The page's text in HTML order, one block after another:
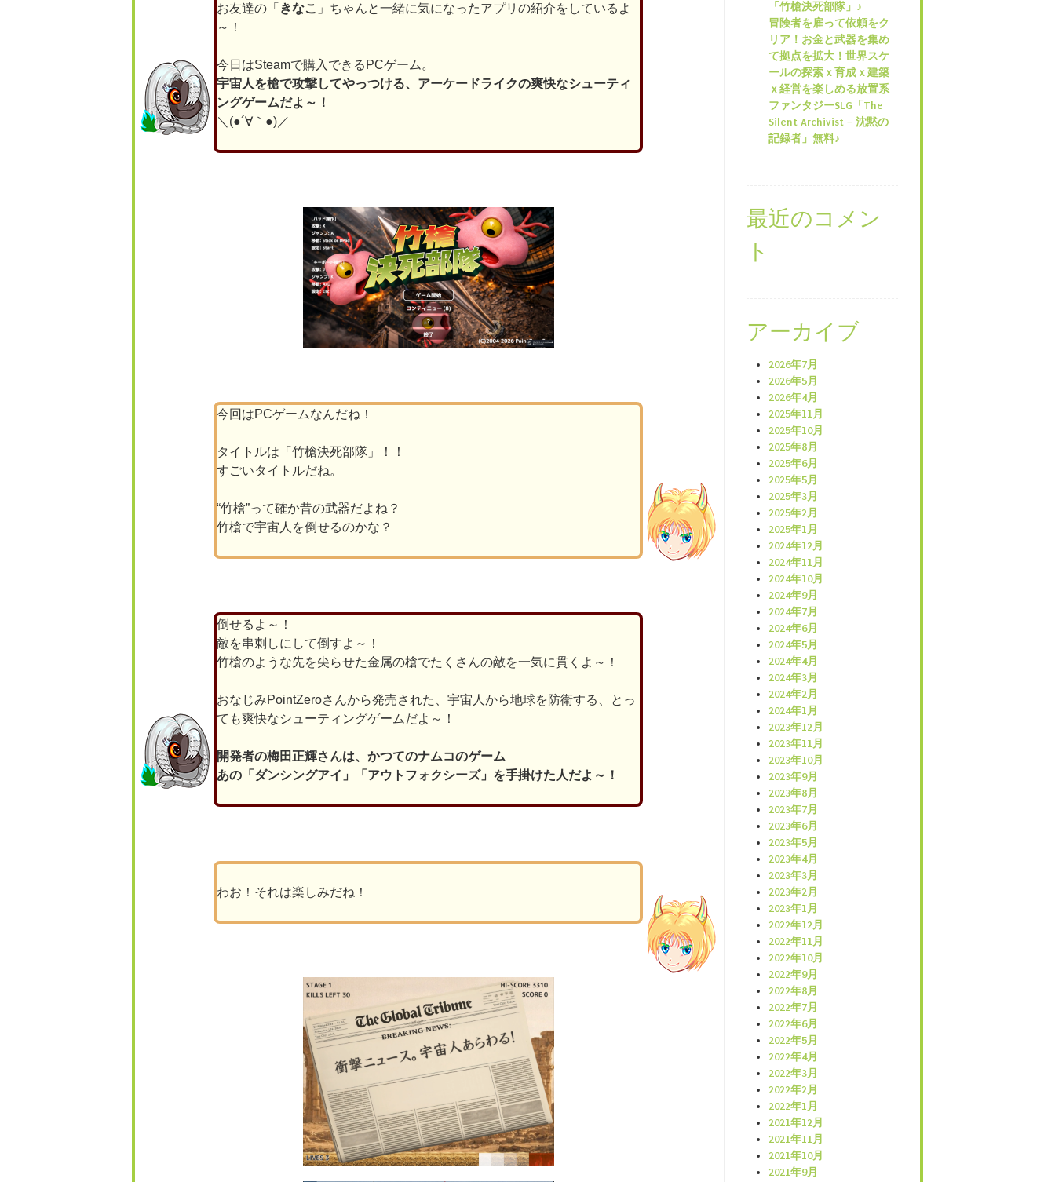
お友達の「 きなこ 」ちゃんと一緒に気になったアプリの紹介をしているよ
～！
今日はSteamで購入できるPCゲーム。
宇宙人を槍で攻撃してやっつける、アーケードライクの爽快なシューティ
ングゲームだよ～！
＼(●´∀｀●)／
今回はPCゲームなんだね！
タイトルは「竹槍決死部隊」！！
すごいタイトルだね。
“竹槍”って確か昔の武器だよね？
竹槍で宇宙人を倒せるのかな？
倒せるよ～！
敵を串刺しにして倒すよ～！
竹槍のような先を尖らせた金属の槍でたくさんの敵を一気に貫くよ～！
おなじみPointZeroさんから発売された、宇宙人から地球を防衛する、とっ
ても爽快なシューティングゲームだよ～！
開発者の梅田正輝さんは、かつてのナムコのゲーム
あの「ダンシングアイ」「アウトフォクシーズ」を手掛けた人だよ～！
わお！それは楽しみだね！
「竹槍決死部隊」♪
冒険者を雇って依頼をク
リア！お金と武器を集め
て拠点を拡大！世界スケ
ールの探索ｘ育成ｘ建築
ｘ経営を楽しめる放置系
ファンタジーSLG「The
Silent Archivist – 沈黙の
記録者」無料♪
最近のコメン
ト
アーカイブ
2026年7月
2026年5月
2026年4月
2025年11月
2025年10月
2025年8月
2025年6月
2025年5月
2025年3月
2025年2月
2025年1月
2024年12月
2024年11月
2024年10月
2024年9月
2024年7月
2024年6月
2024年5月
2024年4月
2024年3月
2024年2月
2024年1月
2023年12月
2023年11月
2023年10月
2023年9月
2023年8月
2023年7月
2023年6月
2023年5月
2023年4月
2023年3月
2023年2月
2023年1月
2022年12月
2022年11月
2022年10月
2022年9月
2022年8月
2022年7月
2022年6月
2022年5月
2022年4月
2022年3月
2022年2月
2022年1月
2021年12月
2021年11月
2021年10月
2021年9月